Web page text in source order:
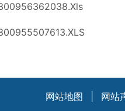
网站地图 网站